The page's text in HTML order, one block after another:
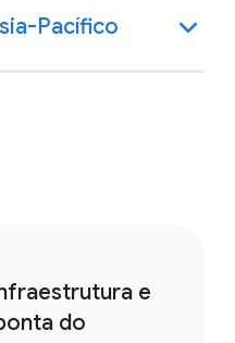
Pacífico
e
do